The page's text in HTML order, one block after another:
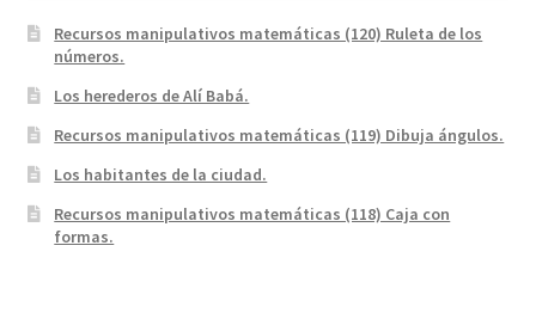
Recursos manipulativos matemáticas (120) Ruleta de los
números.
Los herederos de Alí Babá.
Recursos manipulativos matemáticas (119) Dibuja ángulos.
Los habitantes de la ciudad.
Recursos manipulativos matemáticas (118) Caja con
formas.